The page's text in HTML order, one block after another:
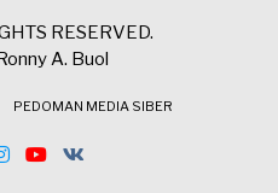
RESERVED.
A. Buol
PEDOMAN MEDIA SIBER